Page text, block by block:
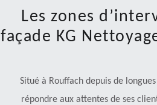
Les zones
façade KG
Situé à Rouffach depuis de
répondre aux attentes de ses